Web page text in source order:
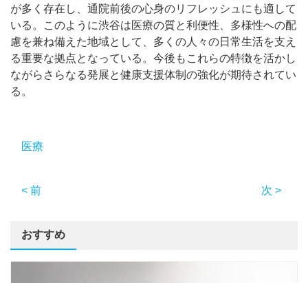
が多く存在し、通院前後の心身のリフレッシュにも適して
いる。このように渋谷は医療の質と利便性、多様性への配
慮を兼ね備えた地域として、多くの人々の日常生活を支え
る重要な拠点となっている。今後もこれらの特徴を活かし
ながらさらなる発展と健康支援体制の強化が期待されてい
る。
医療
< 前 次 >
おすすめ